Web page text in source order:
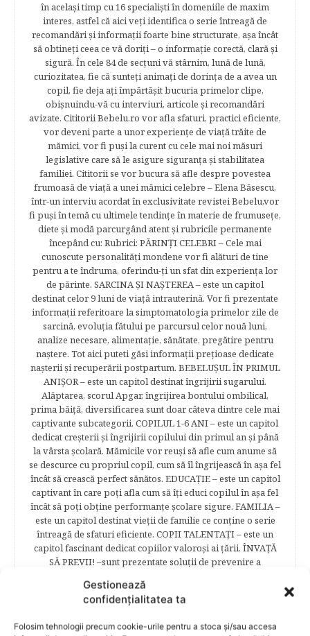
Gestionează
confidențialitatea ta
Folosim tehnologii precum cookie-urile pentru a stoca și/sau accesa
în acelaşi timp cu 16 specialişti în domeniile de maxim
interes, astfel că aici veţi identifica o serie întreagă de
recomandări şi informaţii foarte bine structurate, aşa încât
să obtineţi ceea ce vă doriţi – o informaţie corectă, clară şi
sigură. În cele 84 de secțuni vă stârnim, lună de lună,
curiozitatea, fie că sunteţi animaţi de dorinţa de a avea un
copil, fie deja aţi împărtăşit bucuria primelor clipe,
obişnuindu-vă cu interviuri, articole şi recomandări
avizate. Cititorii Bebelu.ro vor afla sfaturi, practici eficiente,
vor deveni parte a unor experienţe de viaţă trăite de
mămici, vor fi puşi la curent cu cele mai noi măsuri
legislative care să le asigure siguranţa şi stabilitatea
familiei. Cititorii se vor bucura să afle despre povestea
frumoasă de viață a unei mămici celebre – Elena Băsescu,
într-un interviu acordat în exclusivitate revistei Bebelu,vor
fi puşi în temă cu ultimele tendinţe în materie de frumuseţe,
diete şi modă parcurgând atent şi rubricile permanente
începând cu: Rubrici: PĂRINŢI CELEBRI – Cele mai
cunoscute personalităţi mondene vor fi alături de tine
pentru a te îndruma, oferindu-ţi un sfat din experienţa lor
de părinte. SARCINA ŞI NAŞTEREA – este un capitol
destinat celor 9 luni de viaţă intrauterină. Vor fi prezentate
informaţii referitoare la simptomatologia primelor zile de
sarcină, evoluţia fătului pe parcursul celor nouă luni,
analize necesare, alimentaţie, sănătate, pregătire pentru
naştere. Tot aici puteti găsi informaţii preţioase dedicate
naşterii şi recuperării postpartum. BEBELUŞUL ÎN PRIMUL
ANIŞOR – este un capitol destinat îngrijirii sugarului.
Alăptarea, scorul Apgar, îngrijirea bontului ombilical,
prima băiţă, diversificarea sunt doar câteva dintre cele mai
captivante subcategorii. COPILUL 1-6 ANI – este un capitol
dedicat creşterii şi îngrijirii copilului din primul an şi până
la vârsta şcolară. Mămicile vor reuşi să afle cum anume să
se descurce cu propriul copil, cum să îl îngrijească în aşa fel
încât să crească perfect sănătos. EDUCAŢIE – este un capitol
captivant în care poţi afla cum să îţi educi copilul în aşa fel
încât să poţi obţine performanţe şcolare sigure. FAMILIA –
este un capitol destinat vieţii de familie ce conţine o serie
întreagă de sfaturi eficiente. COPII TALENTAŢI – este un
capitol fascinant dedicat copiilor valoroși ai țării. ÎNVAŢĂ
SĂ PREVII! –sunt prezentate soluţii de prevenire a
copiilor, cât şi pe cea a părinţilor.